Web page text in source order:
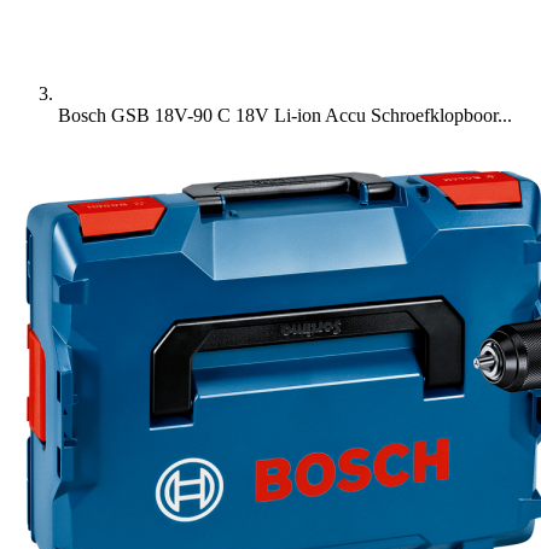
Bosch GSB 18V-90 C 18V Li-ion Accu Schroefklopboor...